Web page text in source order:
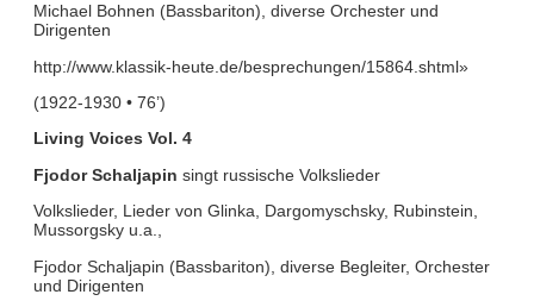
Michael Bohnen (Bassbariton), diverse Orchester und
Dirigenten
http://www.klassik-heute.de/besprechungen/15864.shtml»
(1922-1930 • 76’)
Living Voices Vol. 4
Fjodor Schaljapin singt russische Volkslieder
Volkslieder, Lieder von Glinka, Dargomyschsky, Rubinstein,
Mussorgsky u.a.,
Fjodor Schaljapin (Bassbariton), diverse Begleiter, Orchester
und Dirigenten